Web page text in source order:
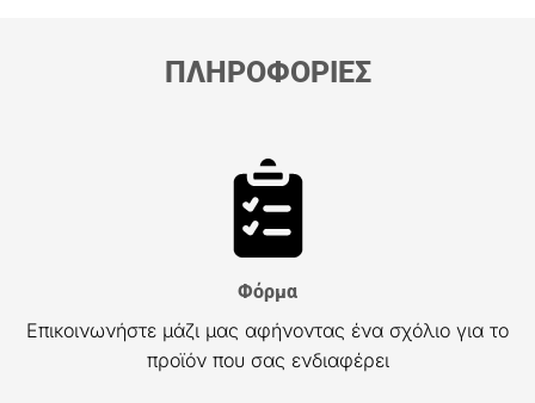
ΠΛΗΡΟΦΟΡΙΕΣ
Φόρμα
Επικοινωνήστε μάζι μας αφήνοντας ένα σχόλιο για το
προϊόν που σας ενδιαφέρει